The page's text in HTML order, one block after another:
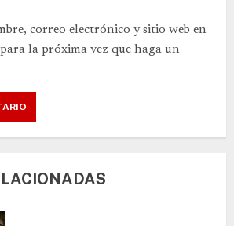
correo electrónico y sitio web en
la próxima vez que haga un